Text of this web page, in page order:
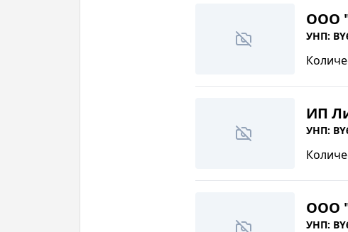
ООО
УНП:
ИП
УНП:
ООО
УНП: